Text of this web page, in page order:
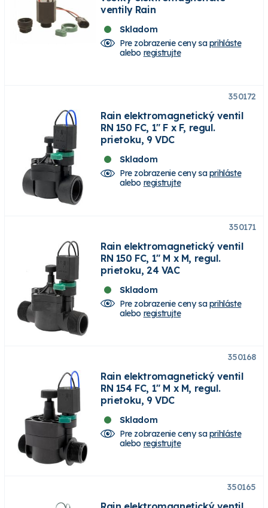
ventily Rain
Skladom
Pre zobrazenie ceny saprihláste
alebo registrujte
350172
Rain elektromagnetický ventil
RN 150 FC, 1" F x F, regul.
prietoku, 9 VDC
Skladom
Pre zobrazenie ceny saprihláste
alebo registrujte
350171
Rain elektromagnetický ventil
RN 150 FC, 1" M x M, regul.
prietoku, 24 VAC
Skladom
Pre zobrazenie ceny saprihláste
alebo registrujte
350168
Rain elektromagnetický ventil
RN 154 FC, 1" M x M, regul.
prietoku, 9 VDC
Skladom
Pre zobrazenie ceny saprihláste
alebo registrujte
350165